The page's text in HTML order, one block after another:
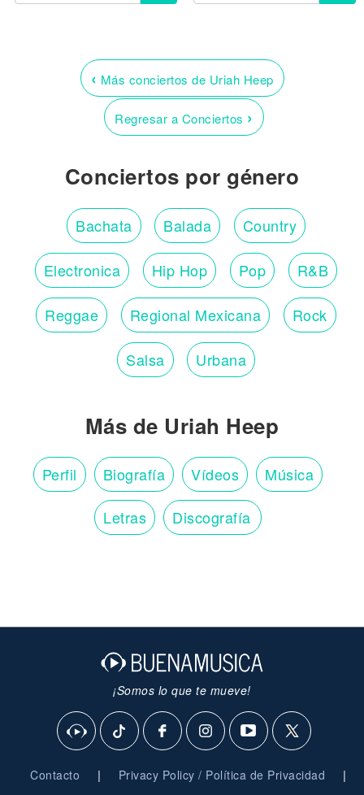
‹ Más conciertos de Uriah Heep
Regresar a Conciertos ›
Conciertos por género
Bachata Balada Country
Electronica Hip Hop Pop R&B
Reggae Regional Mexicana Rock
Salsa Urbana
Más de Uriah Heep
Perfil Biografía Vídeos Música
Letras Discografía
¡Somos lo que te mueve!
Contacto | Privacy Policy / Política de Privacidad |